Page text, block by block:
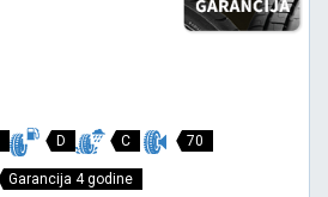
D C 70
Garancija 4 godine